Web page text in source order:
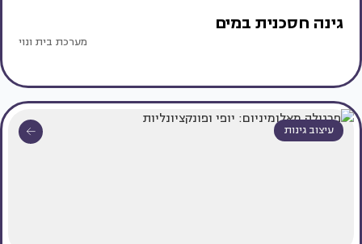
גינה חסכנית במים
מערכת בית ונוי
עיצוב גינות